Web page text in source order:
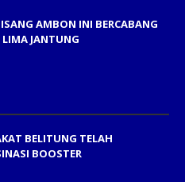
AMBON INI BERCABANG
JANTUNG
BELITUNG TELAH
BOOSTER